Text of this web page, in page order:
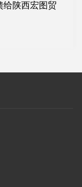
给陕西宏图贸